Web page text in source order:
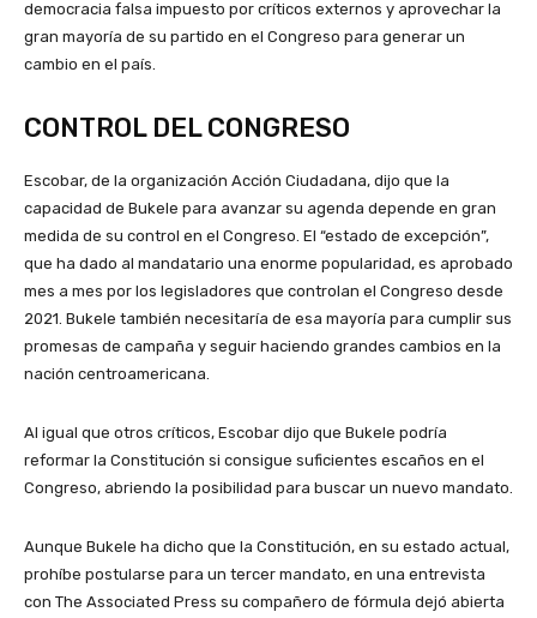
democracia falsa impuesto por críticos externos y aprovechar la
gran mayoría de su partido en el Congreso para generar un
cambio en el país.
CONTROL DEL CONGRESO
Escobar, de la organización Acción Ciudadana, dijo que la
capacidad de Bukele para avanzar su agenda depende en gran
medida de su control en el Congreso. El “estado de excepción”,
que ha dado al mandatario una enorme popularidad, es aprobado
mes a mes por los legisladores que controlan el Congreso desde
2021. Bukele también necesitaría de esa mayoría para cumplir sus
promesas de campaña y seguir haciendo grandes cambios en la
nación centroamericana.
Al igual que otros críticos, Escobar dijo que Bukele podría
reformar la Constitución si consigue suficientes escaños en el
Congreso, abriendo la posibilidad para buscar un nuevo mandato.
Aunque Bukele ha dicho que la Constitución, en su estado actual,
prohíbe postularse para un tercer mandato, en una entrevista
con The Associated Press su compañero de fórmula dejó abierta